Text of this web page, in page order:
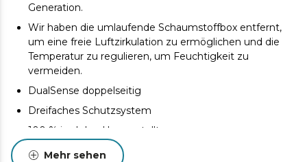
Generation.
Wir haben die umlaufende Schaumstoffbox entfernt,
um eine freie Luftzirkulation zu ermöglichen und die
Temperatur zu regulieren, um Feuchtigkeit zu
vermeiden.
DualSense doppelseitig
Dreifaches Schutzsystem
100 % im Inland hergestellt
Entworfen und hergestellt in Valencia
Mehr sehen